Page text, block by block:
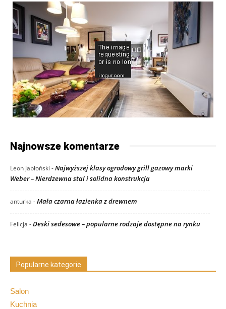
Najnowsze komentarze
Leon Jabłoński -Najwyższej klasy ogrodowy grill gazowy marki
Weber – Nierdzewna stal i solidna konstrukcja
anturka -Mała czarna łazienka z drewnem
Felicja -Deski sedesowe – popularne rodzaje dostępne na rynku
Popularne kategorie
Salon
Kuchnia